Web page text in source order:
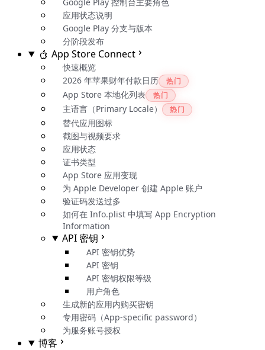
应用状态说明
Google Play 分支与版本
分阶段发布
App Store Connect
快速概览
2026 年苹果财年付款日历
热门
App Store 本地化列表 热门
主语言（Primary Locale） 热门
替代应用图标
截图与视频要求
应用状态
证书类型
App Store 应用变现
为 Apple Developer 创建 Apple 账户
验证码发送过多
如何在 Info.plist 中填写 App Encryption
Information
API 密钥
API 密钥优势
API 密钥
API 密钥权限等级
用户角色
生成新的应用内购买密钥
专用密码（App-specific password）
为服务账号授权
博客